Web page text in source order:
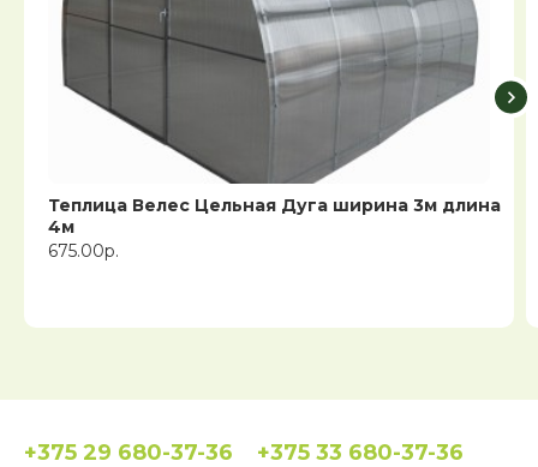
Теплица Велес Цельная Дуга ширина 3м длина
4м
675.00р.
+375 29 680-37-36
+375 33 680-37-36